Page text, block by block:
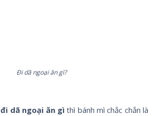
Đi dã ngoại ăn gì?
đi dã ngoại ăn gìthì bánh mì chắc chắn là